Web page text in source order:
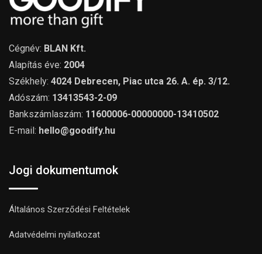
Cégnév: BLAN Kft.
Alapítás éve: 2004
Székhely: 4024 Debrecen, Piac utca 26. A. ép. 3/12.
Adószám: 13413543-2-09
Bankszámlaszám: 11600006-00000000-13410502
E-mail: hello@goodify.hu
Jogi dokumentumok
Általános Szerződési Feltételek
Adatvédelmi nyilatkozat